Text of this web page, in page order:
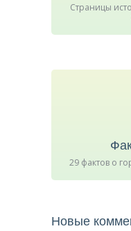
Страницы
29 фактов о
Новые